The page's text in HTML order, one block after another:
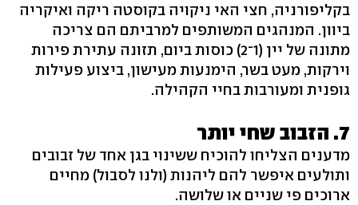
בקליפורניה, חצי האי ניקויה בקוסטה ריקה ואיקריה
ביוון. המנהגים המשותפים למרביתם הם צריכה
מתונה של יין (1־2) כוסות ביום, תזונה עתירת פירות
וירקות, מעט בשר, הימנעות מעישון, ביצוע פעילות
גופנית ומעורבות בחיי הקהילה.
7. הזבוב שחי יותר
מדענים הצליחו להוכיח ששינוי בגן אחד של זבובים
ותולעים איפשר להם ליהנות (ולנו לסבול) מחיים
ארוכים פי שניים או שלושה.